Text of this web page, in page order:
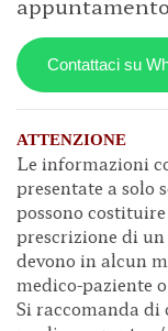
Contattaci su
ATTENZIONE
Le informazioni
presentate a solo
possono
prescrizione di
devono in alcun
medico-paziente
Si raccomanda di